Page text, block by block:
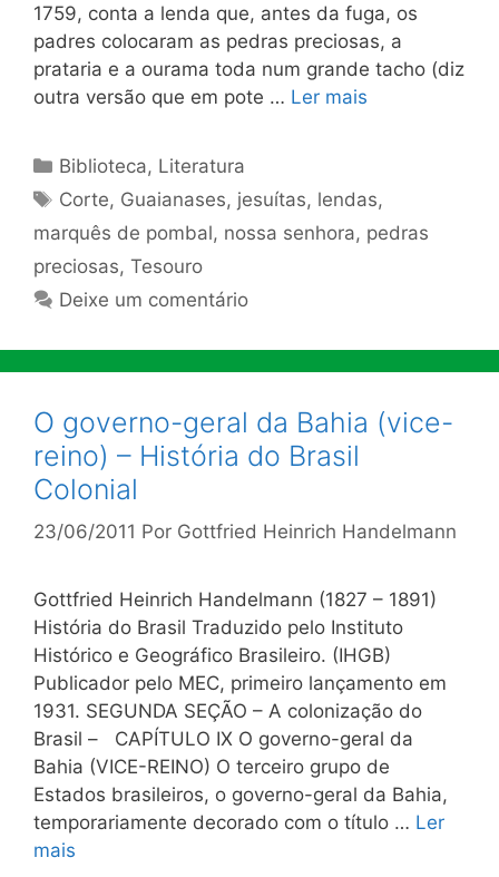
1759, conta a lenda que, antes da fuga, os
padres colocaram as pedras preciosas, a
prataria e a ourama toda num grande tacho (diz
outra versão que em pote … Ler mais
Categorias
Biblioteca, Literatura
Tags
Corte, Guaianases, jesuítas, lendas,
marquês de pombal, nossa senhora, pedras
preciosas, Tesouro
Deixe um comentário
O governo-geral da Bahia (vice-
reino) – História do Brasil
Colonial
23/06/2011 Por Gottfried Heinrich Handelmann
Gottfried Heinrich Handelmann (1827 – 1891)
História do Brasil Traduzido pelo Instituto
Histórico e Geográfico Brasileiro. (IHGB)
Publicador pelo MEC, primeiro lançamento em
1931. SEGUNDA SEÇÃO – A colonização do
Brasil – CAPÍTULO IX O governo-geral da
Bahia (VICE-REINO) O terceiro grupo de
Estados brasileiros, o governo-geral da Bahia,
temporariamente decorado com o título … Ler
mais